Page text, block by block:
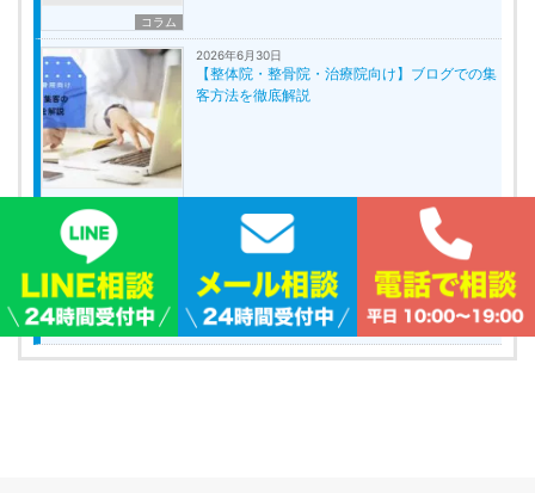
コラム
2026年6月30日
【整体院・整骨院・治療院向け】ブログでの集
客方法を徹底解説
コラム
2026年6月29日
交通事故の後遺障害で後悔しないために知って
おくべき慰謝料の相場と申請手続き